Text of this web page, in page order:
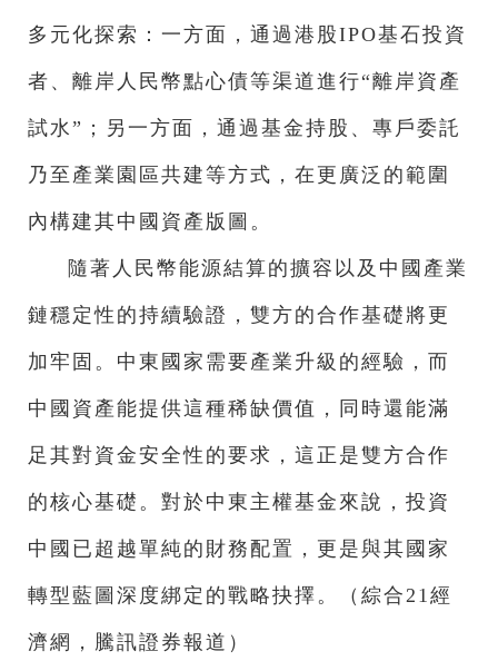
多元化探索：一方面，通過港股IPO基石投資
者、離岸人民幣點心債等渠道進行“離岸資產
試水”；另一方面，通過基金持股、專戶委託
乃至產業園區共建等方式，在更廣泛的範圍
內構建其中國資產版圖。
隨著人民幣能源結算的擴容以及中國產業
鏈穩定性的持續驗證，雙方的合作基礎將更
加牢固。中東國家需要產業升級的經驗，而
中國資產能提供這種稀缺價值，同時還能滿
足其對資金安全性的要求，這正是雙方合作
的核心基礎。對於中東主權基金來說，投資
中國已超越單純的財務配置，更是與其國家
轉型藍圖深度綁定的戰略抉擇。（綜合21經
濟網，騰訊證券報道）